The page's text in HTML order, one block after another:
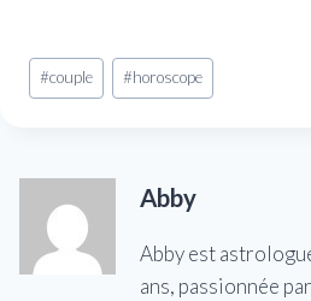
Étiquettes
de
#couple #horoscope
Abby
Abby est
ans, passionnée